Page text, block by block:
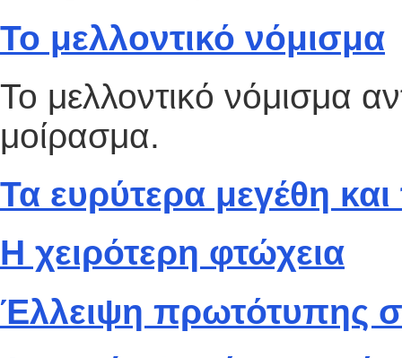
Το μελλοντικό νόμισμα
Το μελλοντικό νόμισμα
μοίρασμα.
Τα ευρύτερα μεγέθη
Η χειρότερη φτώχεια
Έλλειψη πρωτότυπης